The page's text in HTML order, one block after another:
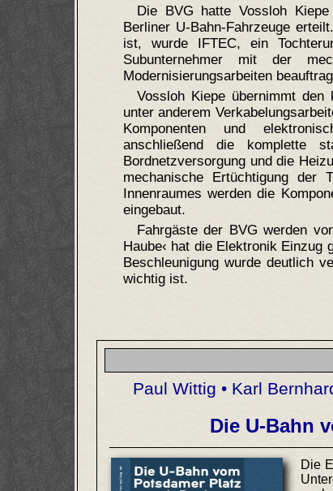
Die BVG hatte Vossloh
Berliner U-Bahn-Fahrzeuge
ist, wurde IFTEC, ein
Subunternehmer mit der
Modernisierungsarbeiten
Vossloh Kiepe übernimmt den
unter anderem
Komponenten und
anschließend die komplette
Bordnetzversorgung und die
mechanische Ertüchtigung der
Innenraumes werden die
eingebaut.
Fahrgäste der BVG werden
Haube‹ hat die Elektronik Einzug
Beschleunigung wurde deutlich
wichtig ist.
Paul Wittig • Karl
Die U-Bahn
Die